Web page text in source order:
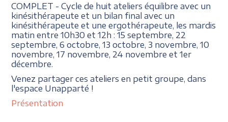
COMPLET - Cycle de huit ateliers équilibre avec un
kinésithérapeute et un bilan final avec un
kinésithérapeute et une ergothérapeute, les mardis
matin entre 10h30 et 12h : 15 septembre, 22
septembre, 6 octobre, 13 octobre, 3 novembre, 10
novembre, 17 novembre, 24 novembre et 1er
décembre.
Venez partager ces ateliers en petit groupe, dans
l'espace Unapparté !
Présentation